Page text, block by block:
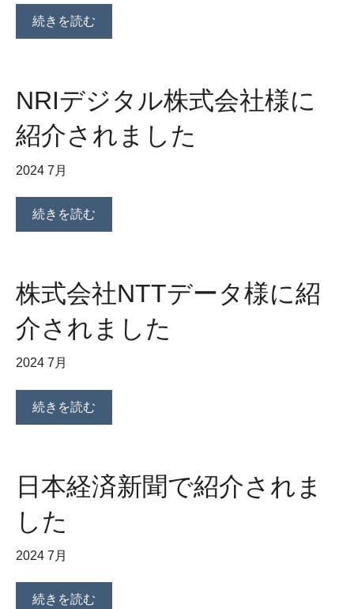
続きを読む
NRIデジタル株式会社様に
紹介されました
2024 7月
続きを読む
株式会社NTTデータ様に紹
介されました
2024 7月
続きを読む
日本経済新聞で紹介されま
した
2024 7月
続きを読む